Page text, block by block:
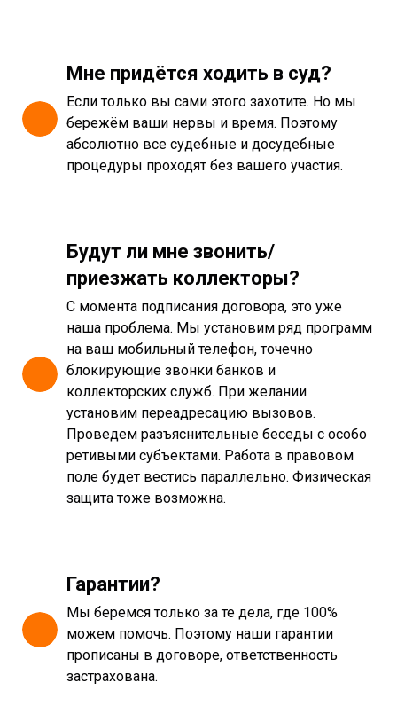
Мне придётся ходить в суд?
Если только вы сами этого захотите. Но мы
бережём ваши нервы и время. Поэтому
абсолютно все судебные и досудебные
процедуры проходят без вашего участия.
Будут ли мне звонить/
приезжать коллекторы?
С момента подписания договора, это уже
наша проблема. Мы установим ряд программ
на ваш мобильный телефон, точечно
блокирующие звонки банков и
коллекторских служб. При желании
установим переадресацию вызовов.
Проведем разъяснительные беседы с особо
ретивыми субъектами. Работа в правовом
поле будет вестись параллельно. Физическая
защита тоже возможна.
Гарантии?
Мы беремся только за те дела, где 100%
можем помочь. Поэтому наши гарантии
прописаны в договоре, ответственность
застрахована.